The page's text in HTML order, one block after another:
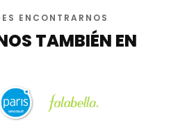
ENCONTRARNOS
TAMBIÉN EN